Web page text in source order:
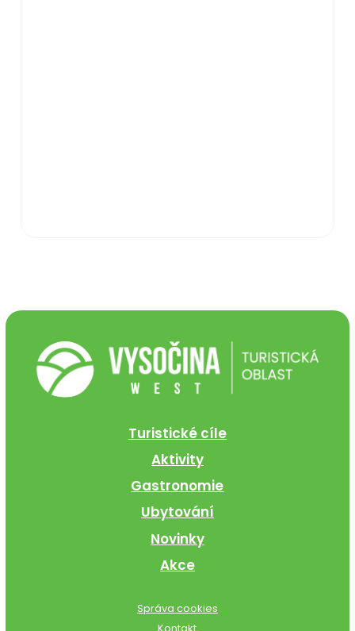
Turistické cíle
Aktivity
Gastronomie
Ubytování
Novinky
Akce
Správa cookies